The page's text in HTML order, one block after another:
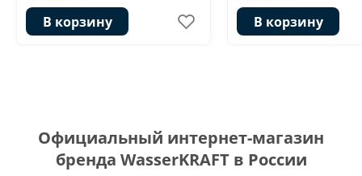
В корзину В корзину
Официальный интернет-магазин
бренда WasserKRAFT в России